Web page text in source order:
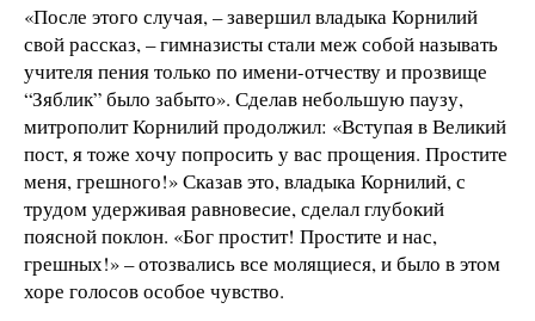
«После этого случая, – завершил владыка Корнилий
свой рассказ, – гимназисты стали меж собой называть
учителя пения только по имени-отчеству и прозвище
“Зяблик” было забыто». Сделав небольшую паузу,
митрополит Корнилий продолжил: «Вступая в Великий
пост, я тоже хочу попросить у вас прощения. Простите
меня, грешного!» Сказав это, владыка Корнилий, с
трудом удерживая равновесие, сделал глубокий
поясной поклон. «Бог простит! Простите и нас,
грешных!» – отозвались все молящиеся, и было в этом
хоре голосов особое чувство.